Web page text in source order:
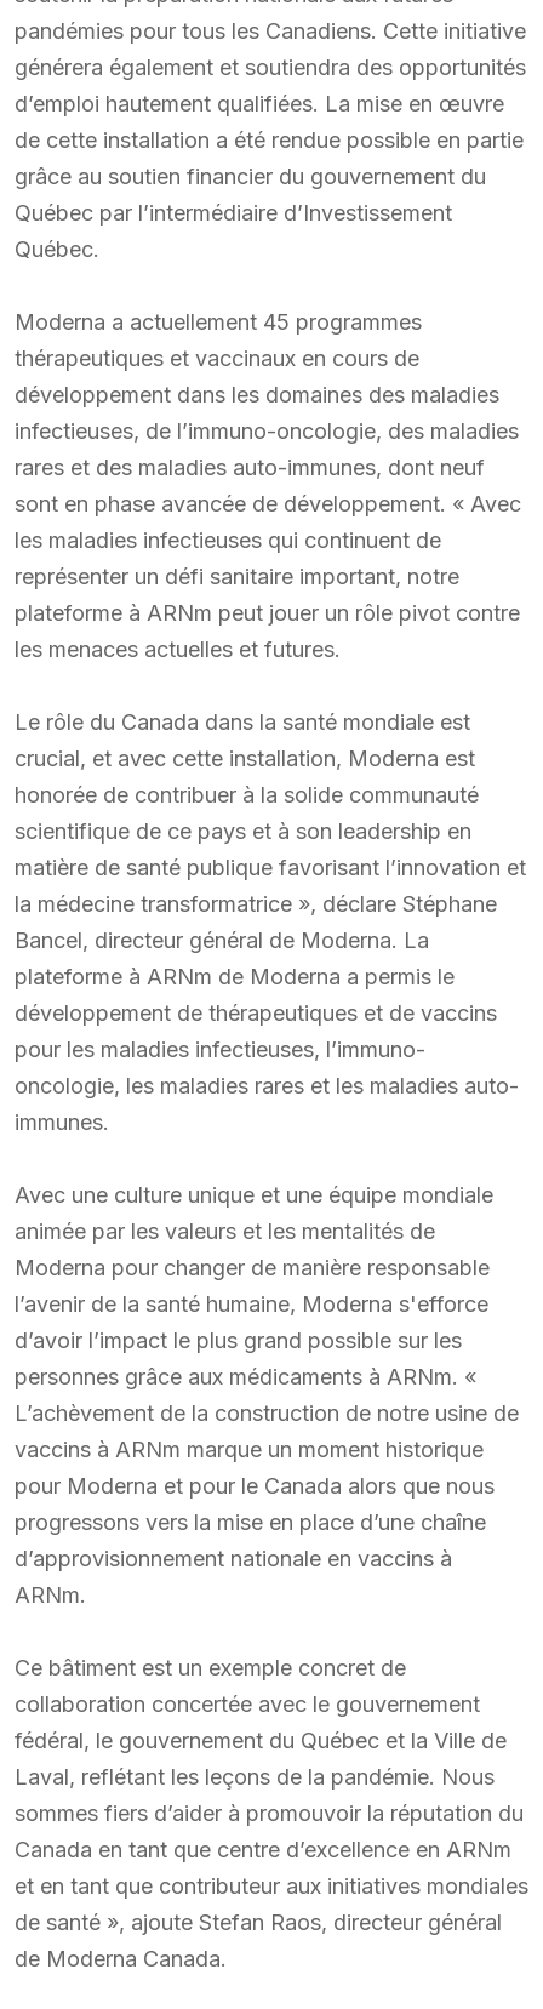
pandémies pour tous les Canadiens. Cette initiative
générera également et soutiendra des opportunités
d’emploi hautement qualifiées. La mise en œuvre
de cette installation a été rendue possible en partie
grâce au soutien financier du gouvernement du
Québec par l’intermédiaire d’Investissement
Québec.
Moderna a actuellement 45 programmes
thérapeutiques et vaccinaux en cours de
développement dans les domaines des maladies
infectieuses, de l’immuno-oncologie, des maladies
rares et des maladies auto-immunes, dont neuf
sont en phase avancée de développement. « Avec
les maladies infectieuses qui continuent de
représenter un défi sanitaire important, notre
plateforme à ARNm peut jouer un rôle pivot contre
les menaces actuelles et futures.
Le rôle du Canada dans la santé mondiale est
crucial, et avec cette installation, Moderna est
honorée de contribuer à la solide communauté
scientifique de ce pays et à son leadership en
matière de santé publique favorisant l’innovation et
la médecine transformatrice », déclare Stéphane
Bancel, directeur général de Moderna. La
plateforme à ARNm de Moderna a permis le
développement de thérapeutiques et de vaccins
pour les maladies infectieuses, l’immuno-
oncologie, les maladies rares et les maladies auto-
immunes.
Avec une culture unique et une équipe mondiale
animée par les valeurs et les mentalités de
Moderna pour changer de manière responsable
l’avenir de la santé humaine, Moderna s'efforce
d’avoir l’impact le plus grand possible sur les
personnes grâce aux médicaments à ARNm. «
L’achèvement de la construction de notre usine de
vaccins à ARNm marque un moment historique
pour Moderna et pour le Canada alors que nous
progressons vers la mise en place d’une chaîne
d’approvisionnement nationale en vaccins à
ARNm.
Ce bâtiment est un exemple concret de
collaboration concertée avec le gouvernement
fédéral, le gouvernement du Québec et la Ville de
Laval, reflétant les leçons de la pandémie. Nous
sommes fiers d’aider à promouvoir la réputation du
Canada en tant que centre d’excellence en ARNm
et en tant que contributeur aux initiatives mondiales
de santé », ajoute Stefan Raos, directeur général
de Moderna Canada.